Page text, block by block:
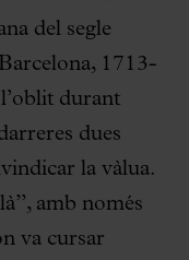
del segle
1713-
durant
dues
la vàlua.
amb només
va cursar